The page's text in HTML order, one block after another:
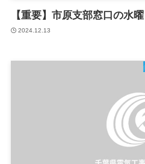
【重要】市原支部窓口の水
2024.12.13